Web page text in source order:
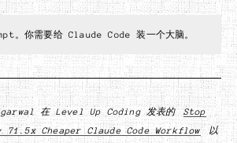
。你需要给 Claude Code 装一个大脑。
在 Level Up Coding 发表的 Stop
71.5x Cheaper Claude Code Workflow 以